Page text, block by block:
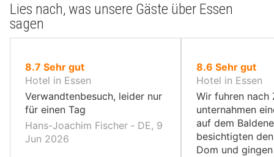
Lies nach, was unsere Gäste über Essen
sagen
8.7 von
10,
Sehr gut
Hotel in Essen
Verwandtenbesuch, leider nur
für einen Tag
Hans-Joachim Fischer ‐ DE, 9
Jun 2026
8.6 von
10,
Sehr gut
Hotel in Essen
Wir fuhren nach
unternahmen
auf dem
besichtigten
Dom und